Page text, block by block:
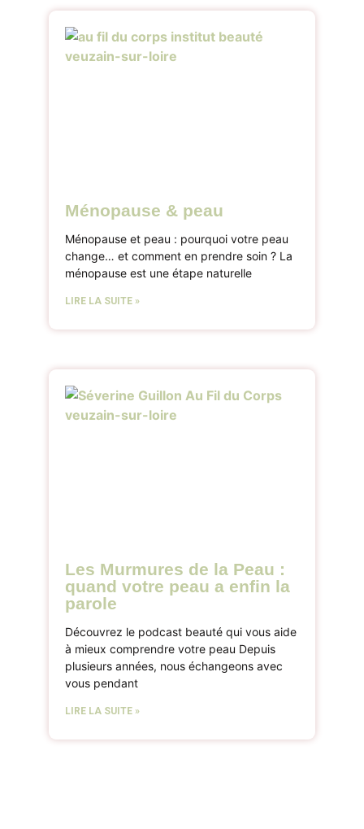
Ménopause & peau
Ménopause et peau : pourquoi votre peau
change… et comment en prendre soin ? La
ménopause est une étape naturelle
LIRE LA SUITE »
Les Murmures de la Peau :
quand votre peau a enfin la
parole
Découvrez le podcast beauté qui vous aide
à mieux comprendre votre peau Depuis
plusieurs années, nous échangeons avec
vous pendant
LIRE LA SUITE »